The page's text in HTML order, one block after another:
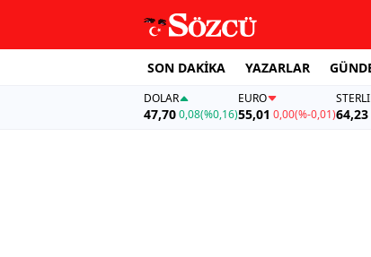
SON DAKİKA YAZARLAR
DOLAR
47,700,08(%0,16)
EURO
55,01 0,00(%-0,01)64,23